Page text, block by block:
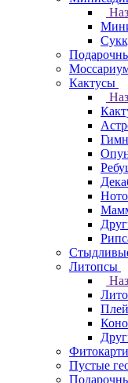
Кактусы
Литопсы
Пустые